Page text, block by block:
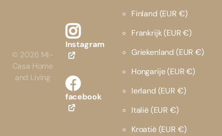
© 2026 Mi-
Casa Home
and Living
Instagram
facebook
Finland (EUR €)
Frankrijk(EUR €)
Griekenland (EUR €)
Hongarije(EUR €)
Ierland (EUR €)
Italië(EUR €)
Kroatië(EUR €)